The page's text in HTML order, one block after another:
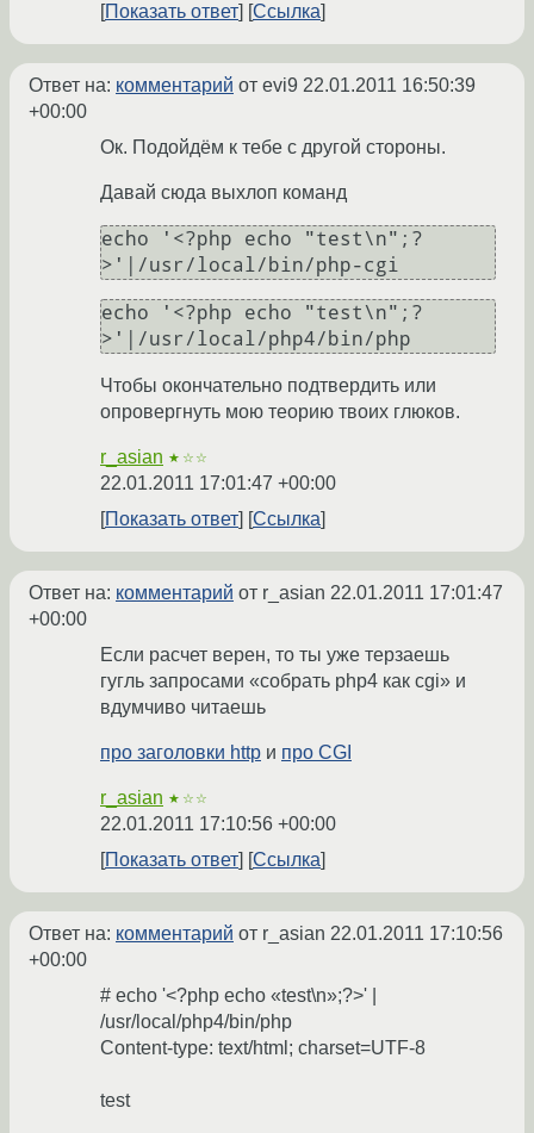
Показать ответ Ссылка
Ответ на: комментарий от evi9 22.01.2011 16:50:39
+00:00
Ок. Подойдём к тебе с другой стороны.
Давай сюда выхлоп команд
echo '<?php echo "test\n";?
echo '<?php echo "test\n";?
Чтобы окончательно подтвердить или
опровергнуть мою теорию твоих глюков.
r_asian ★☆☆
22.01.2011 17:01:47 +00:00
Показать ответ
Ссылка
Ответ на: комментарий от r_asian 22.01.2011 17:01:47
+00:00
Если расчет верен, то ты уже терзаешь
гугль запросами «собрать php4 как cgi» и
вдумчиво читаешь
про заголовки http и про CGI
r_asian ★☆☆
22.01.2011 17:10:56 +00:00
Показать ответ
Ссылка
Ответ на: комментарий от r_asian 22.01.2011 17:10:56
+00:00
# echo '<?php echo «test\n»;?>' |
/usr/local/php4/bin/php
Content-type: text/html; charset=UTF-8
test